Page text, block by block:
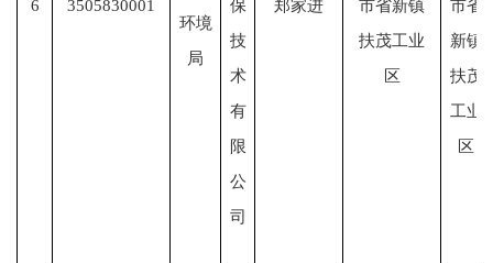
6 3505830001
环境
局
保
技
术
有
限
公
司
郑家进
市省新镇
扶茂工业
区
市省
新镇
扶茂
工业
区